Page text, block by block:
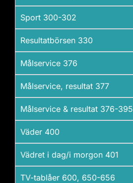
Sport 300-302
Resultatbörsen 330​
Målservice 376​
Målservice, resultat 377​
Målservice & resultat 376-395​
Väder 400
Vädret i dag/i morgon 401​
TV-tablåer 600, 650-656​